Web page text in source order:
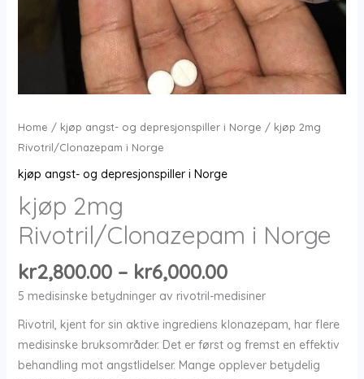
Home / kjøp angst- og depresjonspiller i Norge / kjøp 2mg
Rivotril/Clonazepam i Norge
kjøp angst- og depresjonspiller i Norge
kjøp 2mg
Rivotril/Clonazepam i Norge
kr2,800.00 – kr6,000.00Price
range:
through
kr6,000.00
5 medisinske betydninger av rivotril-medisiner
Rivotril, kjent for sin aktive ingrediens klonazepam, har flere
medisinske bruksområder. Det er først og fremst en effektiv
behandling mot angstlidelser. Mange opplever betydelig